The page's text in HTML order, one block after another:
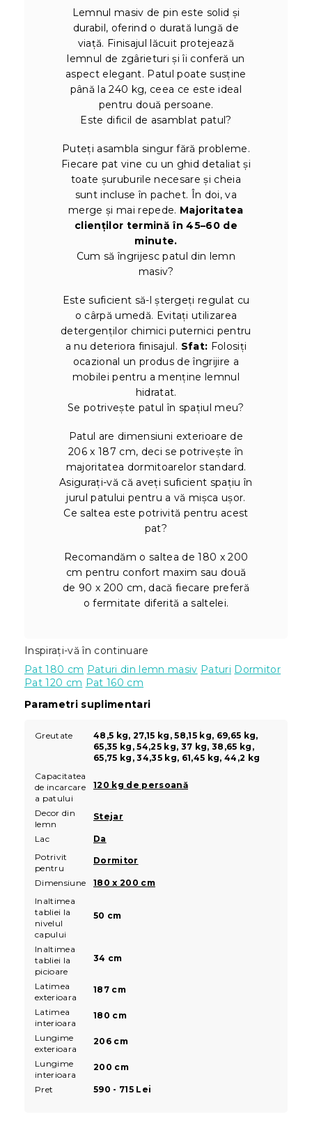
Lemnul masiv de pin este solid și
durabil, oferind o durată lungă de
viață. Finisajul lăcuit protejează
lemnul de zgârieturi și îi conferă un
aspect elegant. Patul poate susține
până la 240 kg, ceea ce este ideal
pentru două persoane.
Este dificil de asamblat patul?
Puteți asambla singur fără probleme.
Fiecare pat vine cu un ghid detaliat și
toate șuruburile necesare și cheia
sunt incluse în pachet. În doi, va
merge și mai repede. Majoritatea
clienților termină în 45–60 de
minute.
Cum să îngrijesc patul din lemn
masiv?
Este suficient să-l ștergeți regulat cu
o cârpă umedă. Evitați utilizarea
detergenților chimici puternici pentru
a nu deteriora finisajul. Sfat: Folosiți
ocazional un produs de îngrijire a
mobilei pentru a menține lemnul
hidratat.
Se potrivește patul în spațiul meu?
Patul are dimensiuni exterioare de
206 x 187 cm, deci se potrivește în
majoritatea dormitoarelor standard.
Asigurați-vă că aveți suficient spațiu în
jurul patului pentru a vă mișca ușor.
Ce saltea este potrivită pentru acest
pat?
Recomandăm o saltea de 180 x 200
cm pentru confort maxim sau două
de 90 x 200 cm, dacă fiecare preferă
o fermitate diferită a saltelei.
Inspirați-vă în continuare
Pat 180 cm Paturi din lemn masiv Paturi Dormitor
Pat 120 cm Pat 160 cm
Parametri suplimentari
Greutate
48,5 kg, 27,15 kg, 58,15 kg, 69,65 kg,
65,35 kg, 54,25 kg, 37 kg, 38,65 kg,
65,75 kg, 34,35 kg, 61,45 kg, 44,2 kg
Capacitatea
de incarcare
a patului
120 kg de persoană
Decor din
lemn
Stejar
Lac
Da
Potrivit
pentru
Dormitor
Dimensiune
180 x 200 cm
Inaltimea
tabliei la
nivelul
capului
50 cm
Inaltimea
tabliei la
picioare
34 cm
Latimea
exterioara
187 cm
Latimea
interioara
180 cm
Lungime
exterioara
206 cm
Lungime
interioara
200 cm
Pret 590 - 715 Lei